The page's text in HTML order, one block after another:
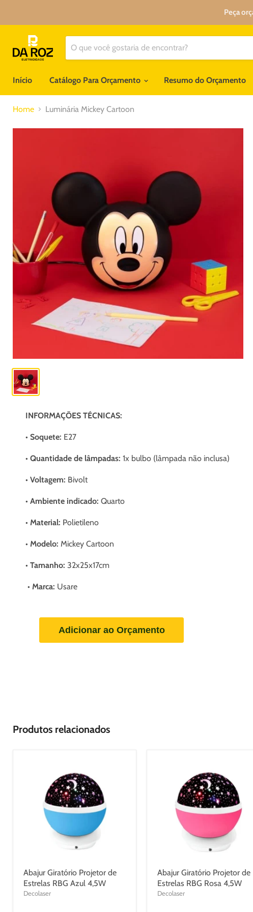
Peça
Início
Catálogo Para Orçamento Resumo do Orçamento
Home Luminária Mickey Cartoon
INFORMAÇÕES TÉCNICAS:
• Soquete: E27
• Quantidade de lâmpadas: 1x bulbo (lâmpada não inclusa)
• Voltagem: Bivolt
• Ambiente indicado: Quarto
• Material: Polietileno
• Modelo: Mickey Cartoon
• Tamanho: 32x25x17cm
• Marca: Usare
Adicionar ao Orçamento
Produtos relacionados
Abajur Giratório Projetor de
Estrelas RBG Azul 4,5W
Decolaser
Abajur Giratório Projetor de
Estrelas RBG Rosa 4,5W
Decolaser